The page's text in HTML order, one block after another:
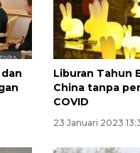
Liburan Tahun
China tanpa
COVID
23 Januari 2023